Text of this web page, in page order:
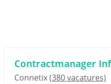
Contractmanager
Connetix(380 vacatures)